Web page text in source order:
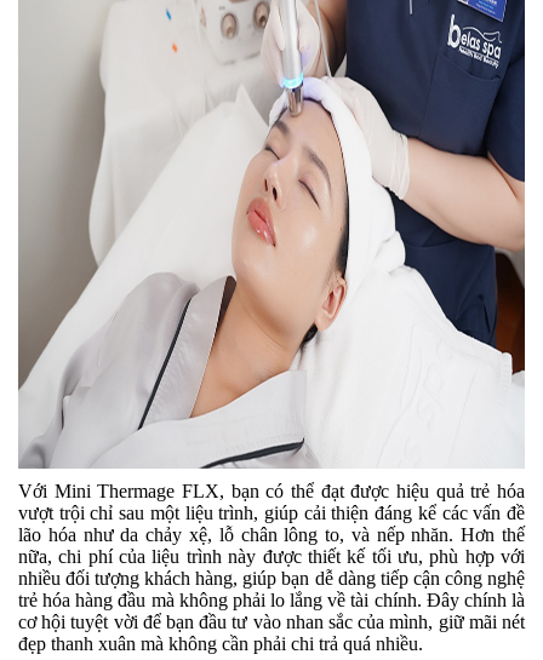
Với Mini Thermage FLX, bạn có thể đạt được hiệu quả trẻ hóa
vượt trội chỉ sau một liệu trình, giúp cải thiện đáng kể các vấn đề
lão hóa như da chảy xệ, lỗ chân lông to, và nếp nhăn. Hơn thế
nữa, chi phí của liệu trình này được thiết kế tối ưu, phù hợp với
nhiều đối tượng khách hàng, giúp bạn dễ dàng tiếp cận công nghệ
trẻ hóa hàng đầu mà không phải lo lắng về tài chính. Đây chính là
cơ hội tuyệt vời để bạn đầu tư vào nhan sắc của mình, giữ mãi nét
đẹp thanh xuân mà không cần phải chi trả quá nhiều.